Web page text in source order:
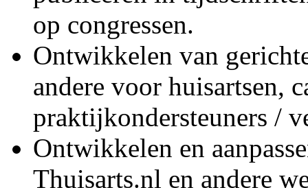
op congressen.
Ontwikkelen van
andere voor huisartsen,
praktijkondersteuners /
Ontwikkelen en
Thuisarts.nl en andere